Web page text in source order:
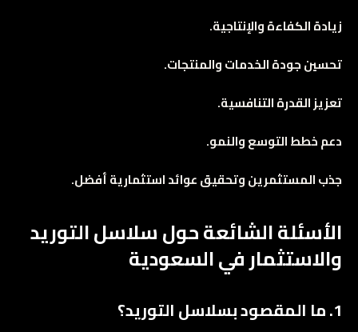
زيادة الكفاءة والإنتاجية.
تحسين جودة الخدمات والمنتجات.
تعزيز القدرة التنافسية.
دعم خطط التوسع والنمو.
جذب المستثمرين وتحقيق عوائد استثمارية أفضل.
الأسئلة الشائعة حول سلاسل التوريد
والاستثمار في السعودية
1. ما المقصود بسلاسل التوريد؟